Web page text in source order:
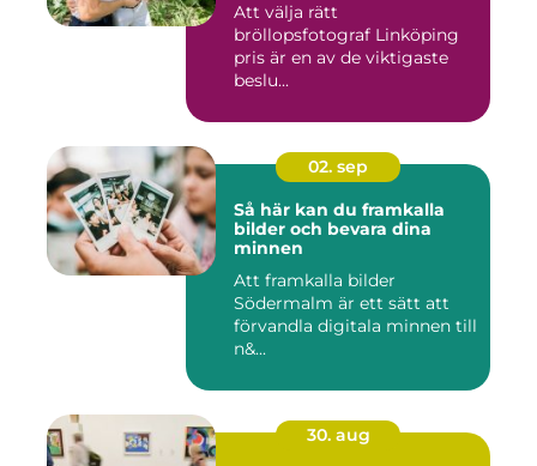
Att välja rätt
bröllopsfotograf Linköping
pris är en av de viktigaste
beslu...
02. sep
Så här kan du framkalla
bilder och bevara dina
minnen
Att framkalla bilder
Södermalm är ett sätt att
förvandla digitala minnen till
n&...
30. aug